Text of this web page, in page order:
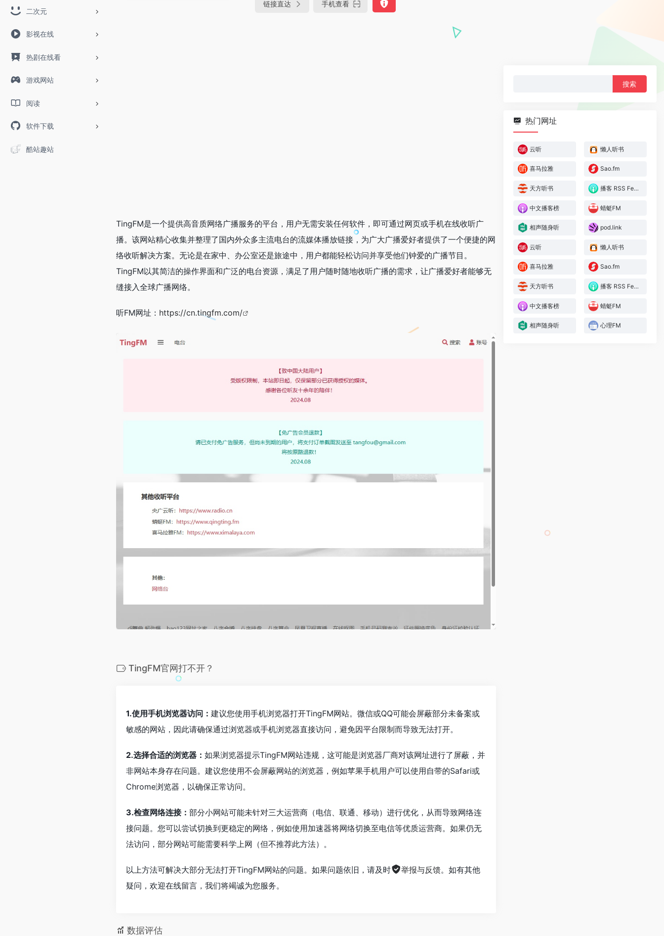
二次元
影视在线
热剧在线看
游戏网站
阅读
软件下载
酷站趣站
链接直达 手机查看
TingFM是一个提供高音质网络广播服务的平台，用户无需安装任何软件，即可通过网页或手机在线收听广
播。该网站精心收集并整理了国内外众多主流电台的流媒体播放链接，为广大广播爱好者提供了一个便捷的网
络收听解决方案。无论是在家中、办公室还是旅途中，用户都能轻松访问并享受他们钟爱的广播节目。
TingFM以其简洁的操作界面和广泛的电台资源，满足了用户随时随地收听广播的需求，让广播爱好者能够无
缝接入全球广播网络。
听FM网址： https://cn.tingfm.com/
TingFM官网打不开？
1.使用手机浏览器访问： 建议您使用手机浏览器打开TingFM网站。微信或QQ可能会屏蔽部分未备案或
敏感的网站，因此请确保通过浏览器或手机浏览器直接访问，避免因平台限制而导致无法打开。
2.选择合适的浏览器： 如果浏览器提示TingFM网站违规，这可能是浏览器厂商对该网址进行了屏蔽，并
非网站本身存在问题。建议您使用不会屏蔽网站的浏览器，例如苹果手机用户可以使用自带的Safari或
Chrome浏览器，以确保正常访问。
3.检查网络连接： 部分小网站可能未针对三大运营商（电信、联通、移动）进行优化，从而导致网络连
接问题。您可以尝试切换到更稳定的网络，例如使用加速器将网络切换至电信等优质运营商。如果仍无
法访问，部分网站可能需要科学上网（但不推荐此方法）。
以上方法可解决大部分无法打开TingFM网站的问题。如果问题依旧，请及时 举报与反馈。如有其他
疑问，欢迎在线留言，我们将竭诚为您服务。
数据评估
热门网址
云听 懒人听书
喜马拉雅 Sao.fm
天方听书 播客 RSS Feed
中文播客榜 蜻蜓FM
相声随身听 pod.link
云听 懒人听书
喜马拉雅 Sao.fm
天方听书 播客 RSS Feed
中文播客榜 蜻蜓FM
相声随身听 心理FM